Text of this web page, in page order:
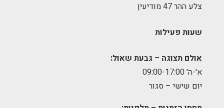
צלע ההר 47 מודיעין
שעות פעילות
אולם תצוגה – גבעת שאול:
א׳-ה׳ 09:00-17:00
יום שישי – סגור